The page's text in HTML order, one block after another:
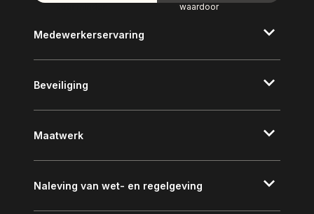
Snellere
klantensuccesmanager.
waardoor
Medewerkerservaring
Beveiliging
Maatwerk
Naleving van wet- en regelgeving